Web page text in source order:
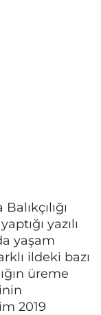
yazılı
yaşam
ildeki bazı
üreme
2019